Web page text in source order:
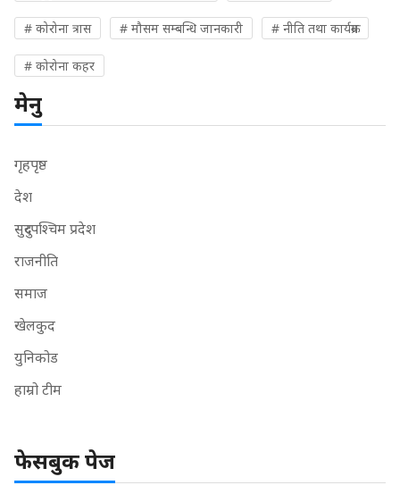
# कोरोना त्रास # मौसम सम्बन्धि जानकारी # नीति तथा कार्यक्रम
# कोरोना कहर
मेनु
गृहपृष्ठ
देश
सुदुरपश्चिम प्रदेश
राजनीति
समाज
खेलकुद
युनिकोड
हाम्रो टीम
फेसबुक पेज